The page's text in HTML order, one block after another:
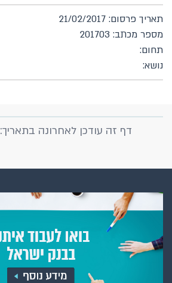
תאריך פרסום: 21/02/2017
מספר מכתב: 201703
תחום:
נושא:
דף זה עודכן לאחרונה בתאריך: 30/11/2023